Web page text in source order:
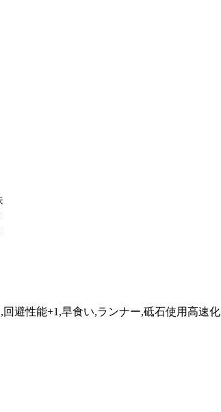
避性能+1,早食い,ランナー,砥石使用高速化